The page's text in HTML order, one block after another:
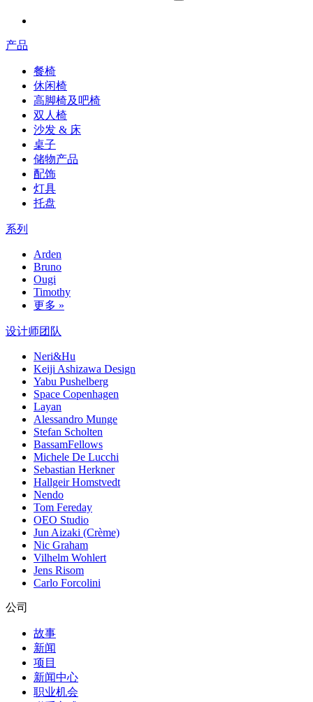
产品
餐椅
休闲椅
高脚椅及吧椅
双人椅
沙发 & 床
桌子
储物产品
配饰
灯具
托盘
系列
Arden
Bruno
Ougi
Timothy
更多 »
设计师团队
Neri&Hu
Keiji Ashizawa Design
Yabu Pushelberg
Space Copenhagen
Layan
Alessandro Munge
Stefan Scholten
BassamFellows
Michele De Lucchi
Sebastian Herkner
Hallgeir Homstvedt
Nendo
Tom Fereday
OEO Studio
Jun Aizaki (Crème)
Nic Graham
Vilhelm Wohlert
Jens Risom
Carlo Forcolini
公司
故事
新闻
项目
新闻中心
职业机会